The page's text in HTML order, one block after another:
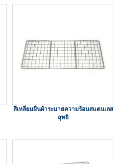
สี่เหลี่ยมผืนผ้าระบายความร้อนสแตนเลส
สุทธิ